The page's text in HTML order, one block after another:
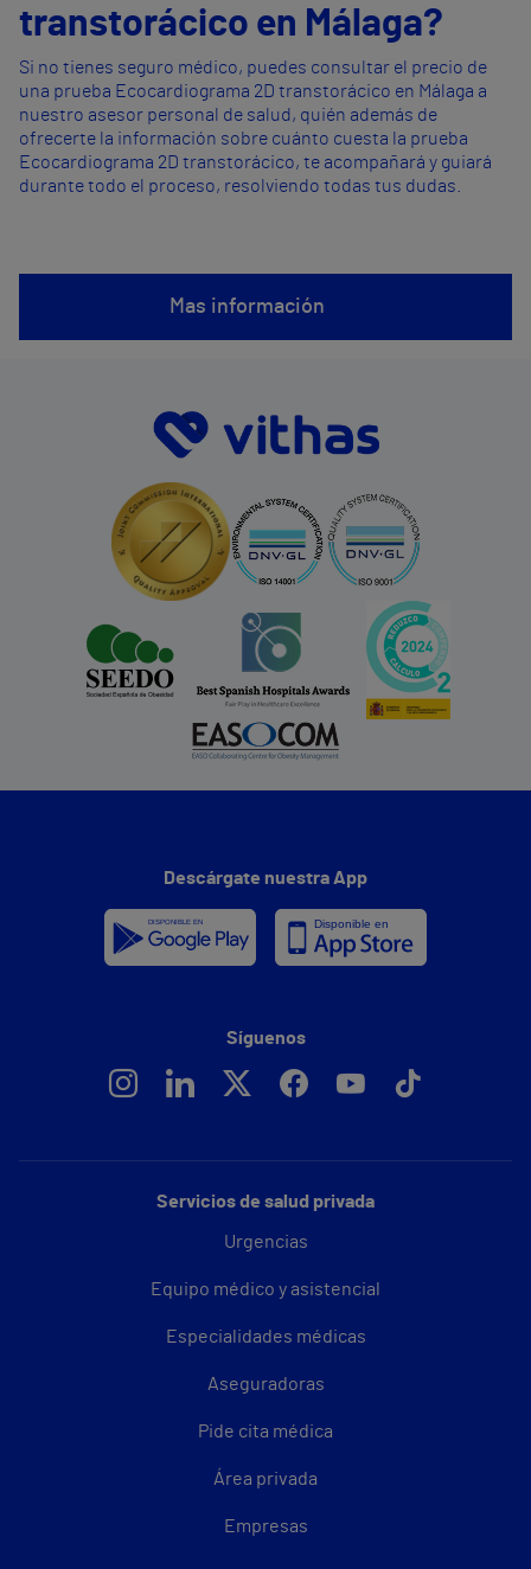
transtorácico en Málaga?
Si no tienes seguro médico, puedes consultar el precio de
una prueba Ecocardiograma 2D transtorácico en Málaga a
nuestro asesor personal de salud, quién además de
ofrecerte la información sobre cuánto cuesta la prueba
Ecocardiograma 2D transtorácico, te acompañará y guiará
durante todo el proceso, resolviendo todas tus dudas.
Mas información
Servicios de salud privada
Urgencias
Equipo médico y asistencial
Especialidades médicas
Aseguradoras
Pide cita médica
Área privada
Empresas
Descárgate nuestra App
Síguenos